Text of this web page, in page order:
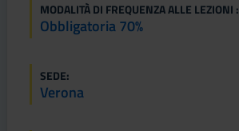
MODALITÀ DI FREQUENZA ALLE LEZIONI :
Obbligatoria 70%
SEDE:
Verona